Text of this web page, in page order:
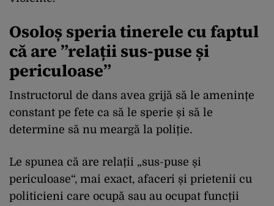
Osoloș speria tinerele cu faptul
că are ”relații sus-puse și
periculoase”
Instructorul de dans avea grijă să le amenințe
constant pe fete ca să le sperie și să le
determine să nu meargă la poliție.
Le spunea că are relații „sus-puse și
periculoase“, mai exact, afaceri și prietenii cu
politicieni care ocupă sau au ocupat funcții